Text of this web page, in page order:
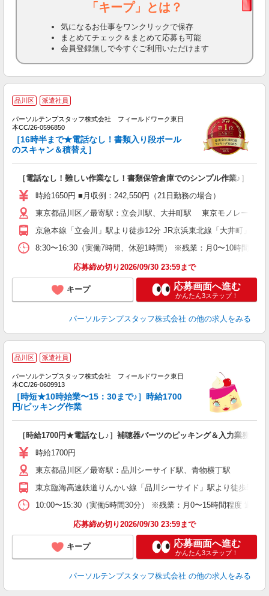
「キープ」とは？
気になるお仕事をワンクリックで保存
まとめてチェック＆まとめて応募も可能
会員登録無しで今すぐご利用いただけます
品川区 派遣社員
パーソルテンプスタッフ株式会社 フィールドワーク東日
本CC/26-0596850
［16時半まで★電話なし！書類入り段ボール
のスキャン＆積替え］
［電話なし！難しい作業なし！書類保管倉庫でのシンプル作業♪］
時給1650円 ■月収例：242,550円（21日勤務の場合）
東京都品川区／最寄駅：立会川駅、大井町駅 東京モノレール
京急本線「立会川」駅より徒歩12分 JR京浜東北線「大井町」駅よ
8:30〜16:30（実働7時間、休憩1時間） ※残業：月0〜10時間程
応募締め切り2026/09/30 23:59まで
キープ 応募画面へ進む
かんたん3ステップ！
パーソルテンプスタッフ株式会社 の他の求人をみる
品川区 派遣社員
パーソルテンプスタッフ株式会社 フィールドワーク東日
本CC/26-0609913
［時短★10時始業〜15：30まで♪］時給1700
円/ピッキング作業
［時給1700円★電話なし♪］補聴器パーツのピッキング＆入力業務
時給1700円
東京都品川区／最寄駅：品川シーサイド駅、青物横丁駅
東京臨海高速鉄道りんかい線「品川シーサイド」駅より徒歩5分
10:00〜15:30（実働5時間30分） ※残業：月0〜15時間程度 週に
応募締め切り2026/09/30 23:59まで
キープ 応募画面へ進む
かんたん3ステップ！
パーソルテンプスタッフ株式会社 の他の求人をみる